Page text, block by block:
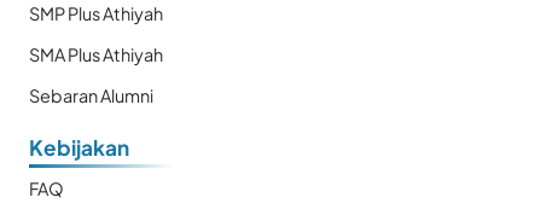
SMP Plus Athiyah
SMA Plus Athiyah
Sebaran Alumni
Kebijakan
FAQ